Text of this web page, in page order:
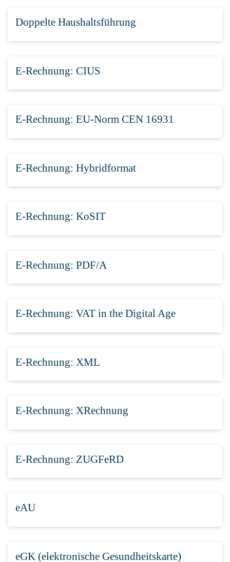
Doppelte Haushaltsführung
E-Rechnung: CIUS
E-Rechnung: EU-Norm CEN 16931
E-Rechnung: Hybridformat
E-Rechnung: KoSIT
E-Rechnung: PDF/A
E-Rechnung: VAT in the Digital Age
E-Rechnung: XML
E-Rechnung: XRechnung
E-Rechnung: ZUGFeRD
eAU
eGK (elektronische Gesundheitskarte)